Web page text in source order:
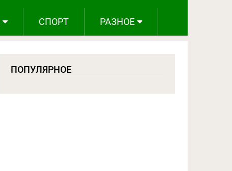
СПОРТ РАЗНОЕ
ПОПУЛЯРНОЕ